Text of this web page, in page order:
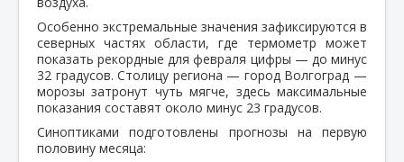
Особенно экстремальные значения зафиксируются в
северных частях области, где термометр может
показать рекордные для февраля цифры — до минус
32 градусов. Столицу региона — город Волгоград —
морозы затронут чуть мягче, здесь максимальные
показания составят около минус 23 градусов.
Синоптиками подготовлены прогнозы на первую
половину месяца: